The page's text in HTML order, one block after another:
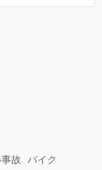
故 バイク